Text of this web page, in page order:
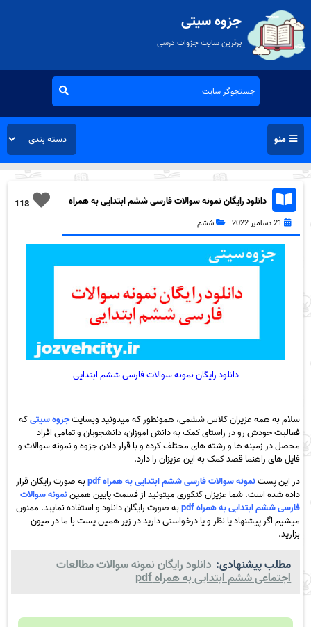
جزوه سیتی
برترین سایت جزوات درسی
منو
118
دانلود رایگان نمونه سوالات فارسی ششم ابتدایی به همراه
21 دسامبر 2022 ششم
دانلود رایگان نمونه سوالات فارسی ششم ابتدایی
سلام به همه عزیزان کلاس ششمی، همونطور که میدونید وبسایتجزوه سیتیکه
فعالیت خودش رو در راستای کمک به دانش اموزان، دانشجویان و تمامی افراد
محصل در زمینه ها و رشته های مختلف کرده و با قرار دادن جزوه و نمونه سوالات و
فایل های راهنما قصد کمک به این عزیزان را دارد.
در این پستنمونه سوالات فارسی ششم ابتدایی به همراه pdf
به صورت رایگان قرار
داده شده است. شما عزیزان کنکوری میتونید از قسمت پایین همیننمونه سوالات
فارسی ششم ابتدایی به همراه pdf
به صورت رایگان دانلود و استفاده نمایید. ممنون
میشیم اگر پیشنهاد یا نظر و یا درخواستی دارید در زیر همین پست با ما در میون
بزارید.
مطلب پیشنهادی: دانلود رایگان نمونه سوالات مطالعات
اجتماعی ششم ابتدایی به همراه pdf